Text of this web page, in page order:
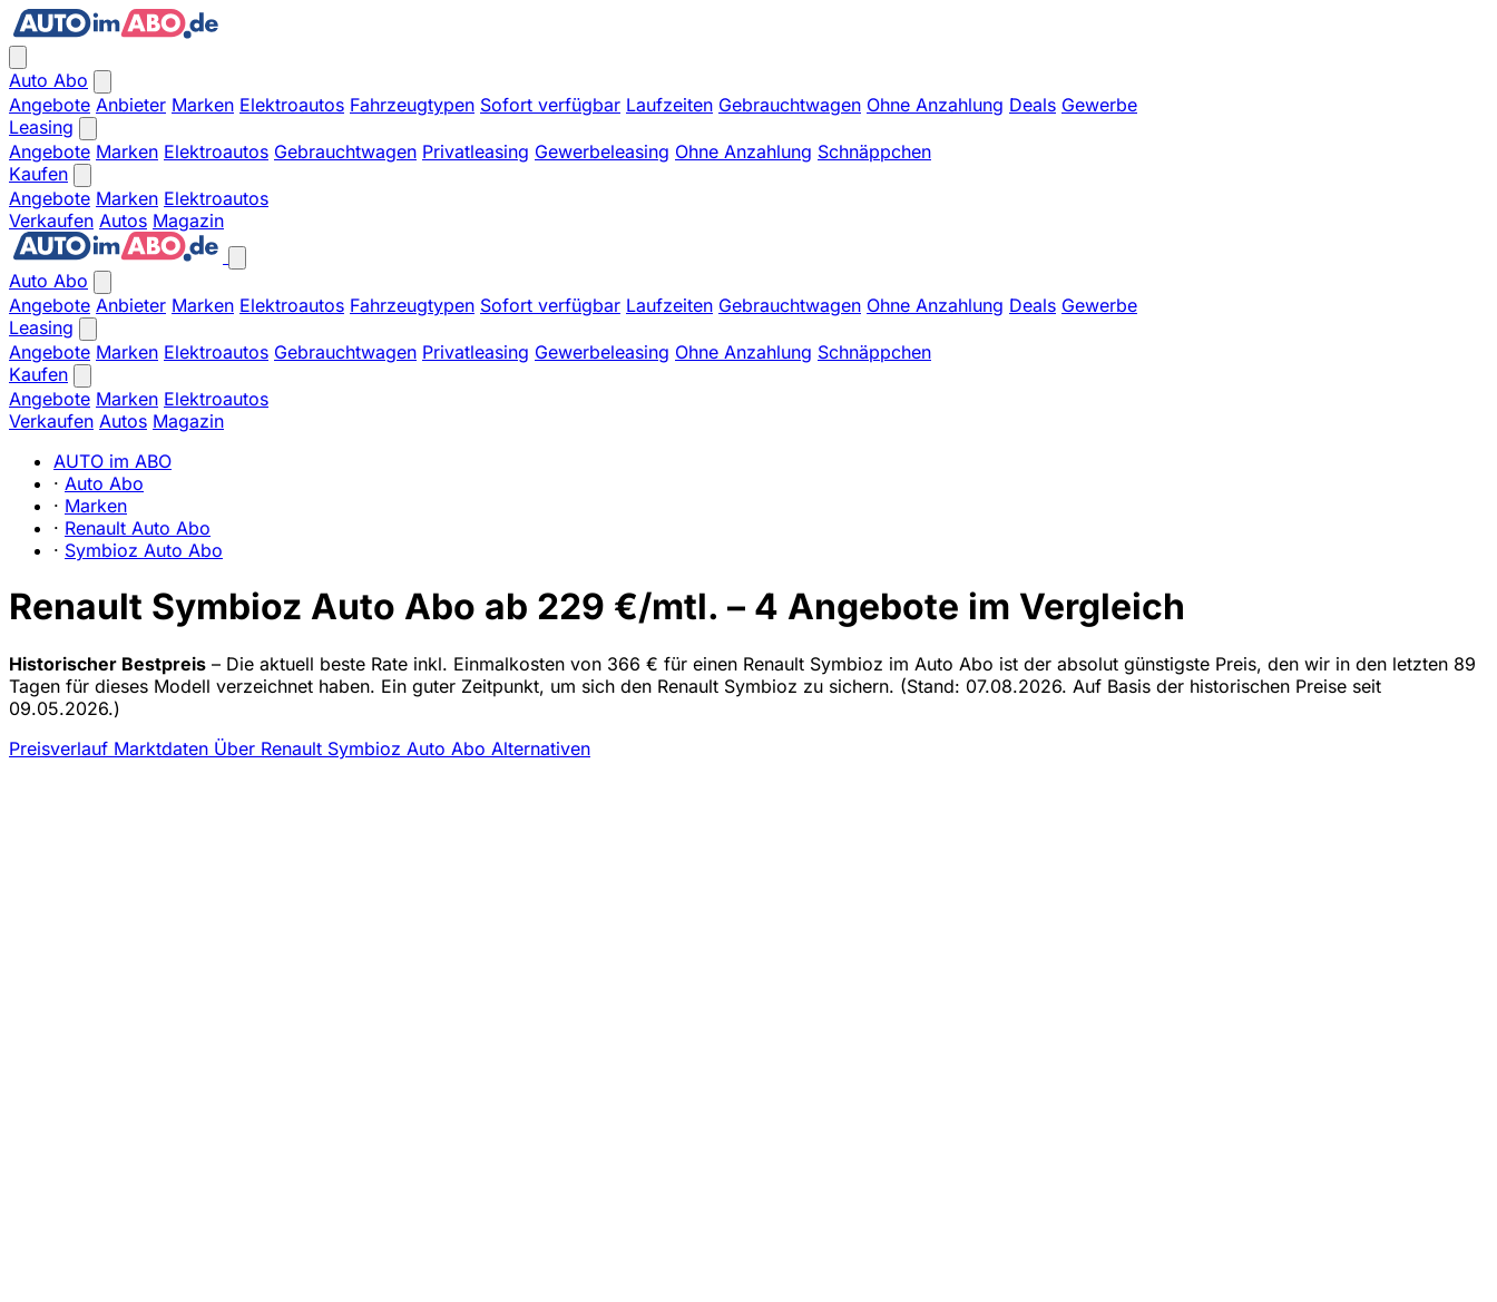
Auto Abo
Angebote Anbieter Marken Elektroautos Fahrzeugtypen Sofort verfügbar Laufzeiten Gebrauchtwagen Ohne Anzahlung Deals Gewerbe
Leasing
Angebote Marken Elektroautos Gebrauchtwagen Privatleasing Gewerbeleasing Ohne Anzahlung Schnäppchen
Kaufen
Angebote Marken Elektroautos
Verkaufen Autos Magazin
Auto Abo
Angebote Anbieter Marken Elektroautos Fahrzeugtypen Sofort verfügbar Laufzeiten Gebrauchtwagen Ohne Anzahlung Deals Gewerbe
Leasing
Angebote Marken Elektroautos Gebrauchtwagen Privatleasing Gewerbeleasing Ohne Anzahlung Schnäppchen
Kaufen
Angebote Marken Elektroautos
Verkaufen Autos Magazin
AUTO im ABO
· Auto Abo
· Marken
· Renault Auto Abo
· Symbioz Auto Abo
Renault Symbioz Auto Abo ab 229 €/mtl. – 4 Angebote im Vergleich
Historischer Bestpreis – Die aktuell beste Rate inkl. Einmalkosten von 366 € für einen Renault Symbioz im Auto Abo ist der absolut günstigste Preis, den wir in den letzten 89
Tagen für dieses Modell verzeichnet haben. Ein guter Zeitpunkt, um sich den Renault Symbioz zu sichern. (Stand: 07.08.2026. Auf Basis der historischen Preise seit
09.05.2026.)
Preisverlauf Marktdaten Über Renault Symbioz Auto Abo Alternativen